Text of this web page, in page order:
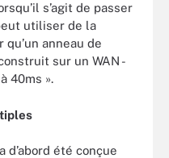
s’agit de passer
utiliser de la
anneau de
sur un WAN -
40ms ».
d’abord été conçue